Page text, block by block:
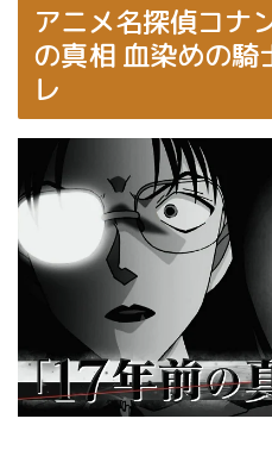
アニメ名探偵コ
の真相 血染めの
レ